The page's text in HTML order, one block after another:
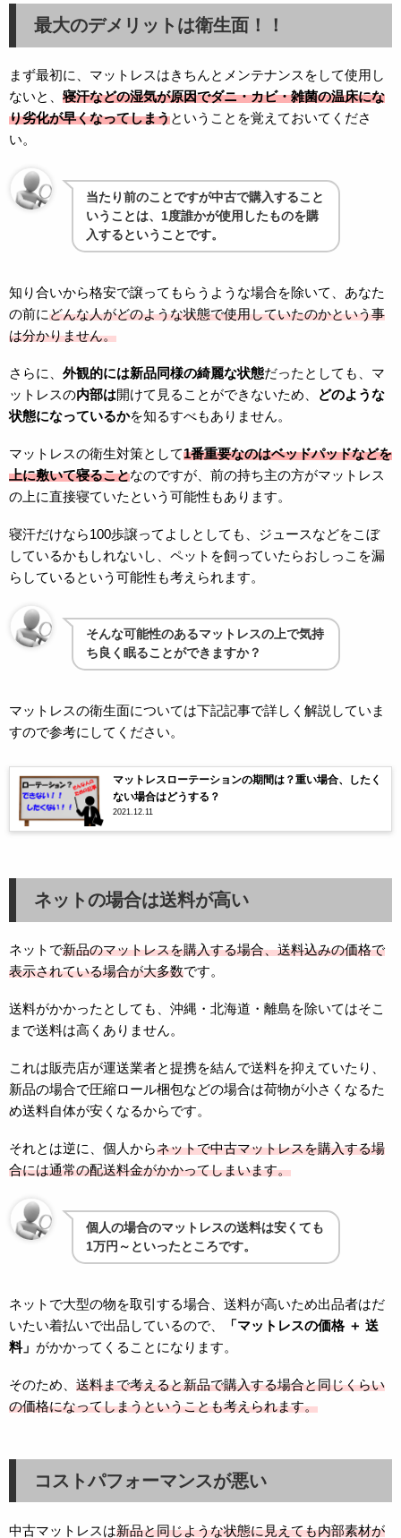
最大のデメリットは衛生面！！
まず最初に、マットレスはきちんとメンテナンスをして使用し
ないと、 寝汗などの湿気が原因でダニ・カビ・雑菌の温床にな
り劣化が早くなってしまうということを覚えておいてくださ
い。
当たり前のことですが中古で購入すること
いうことは、1度誰かが使用したものを購
入するということです。
知り合いから格安で譲ってもらうような場合を除いて、あなた
の前にどんな人がどのような状態で使用していたのかという事
は分かりません。
さらに、 外観的には新品同様の綺麗な状態だったとしても、マ
ットレスの内部は開けて見ることができないため、
どのような
状態になっているかを知るすべもありません。
マットレスの衛生対策として1番重要なのはベッドパッドなどを
上に敷いて寝ることなのですが、前の持ち主の方がマットレス
の上に直接寝ていたという可能性もあります。
寝汗だけなら100歩譲ってよしとしても、ジュースなどをこぼ
しているかもしれないし、ペットを飼っていたらおしっこを漏
らしているという可能性も考えられます。
そんな可能性のあるマットレスの上で気持
ち良く眠ることができますか？
マットレスの衛生面については下記記事で詳しく解説していま
すので参考にしてください。
マットレスローテーションの期間は？重い場合、したく
ない場合はどうする？
2021.12.11
ネットの場合は送料が高い
ネットで新品のマットレスを購入する場合、送料込みの価格で
表示されている場合が大多数です。
送料がかかったとしても、沖縄・北海道・離島を除いてはそこ
まで送料は高くありません。
これは販売店が運送業者と提携を結んで送料を抑えていたり、
新品の場合で圧縮ロール梱包などの場合は荷物が小さくなるた
め送料自体が安くなるからです。
それとは逆に、個人からネットで中古マットレスを購入する場
合には通常の配送料金がかかってしまいます。
個人の場合のマットレスの送料は安くても
1万円～といったところです。
ネットで大型の物を取引する場合、送料が高いため出品者はだ
いたい着払いで出品しているので、
「マットレスの価格 ＋ 送
料」 がかかってくることになります。
そのため、 送料まで考えると新品で購入する場合と同じくらい
の価格になってしまうということも考えられます。
コストパフォーマンスが悪い
中古マットレスは新品と同じような状態に見えても内部素材が